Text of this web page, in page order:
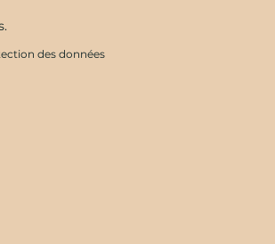
des données